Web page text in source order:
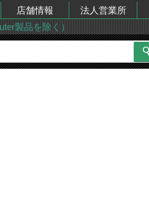
店舗情報 法人営業所
製品を除く）